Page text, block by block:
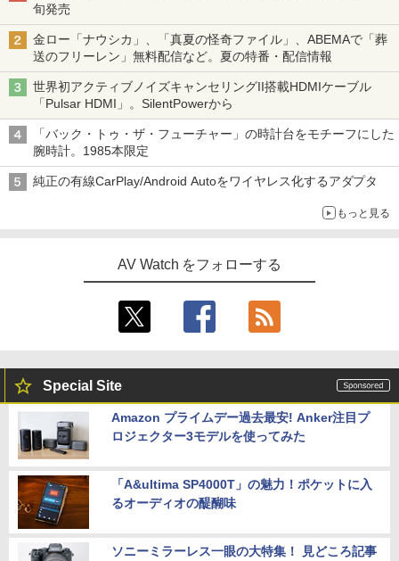
旬発売
金ロー「ナウシカ」、「真夏の怪奇ファイル」、ABEMAで「葬
送のフリーレン」無料配信など。夏の特番・配信情報
世界初アクティブノイズキャンセリングII搭載HDMIケーブル
「Pulsar HDMI」。SilentPowerから
「バック・トゥ・ザ・フューチャー」の時計台をモチーフにした
腕時計。1985本限定
純正の有線CarPlay/Android Autoをワイヤレス化するアダプタ
もっと見る
AV Watch をフォローする
Special Site
Amazon プライムデー過去最安! Anker注目プ
ロジェクター3モデルを使ってみた
「A&ultima SP4000T」の魅力！ポケットに入
るオーディオの醍醐味
ソニーミラーレス一眼の大特集！ 見どころ記事